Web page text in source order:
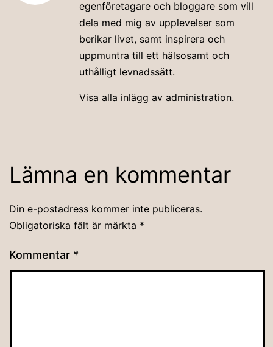
egenföretagare och bloggare som vill
dela med mig av upplevelser som
berikar livet, samt inspirera och
uppmuntra till ett hälsosamt och
uthålligt levnadssätt.
Visa alla inlägg av administration.
Lämna en kommentar
Din e-postadress kommer inte publiceras.
Obligatoriska fält är märkta *
Kommentar *